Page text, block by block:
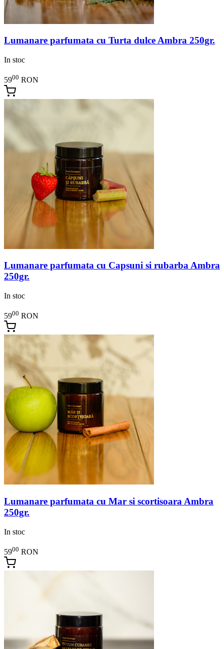
Lumanare parfumata cu Turta dulce Ambra 250gr.
In stoc
5900 RON
Lumanare parfumata cu Capsuni si rubarba Ambra
250gr.
In stoc
5900 RON
Lumanare parfumata cu Mar si scortisoara Ambra
250gr.
In stoc
5900 RON